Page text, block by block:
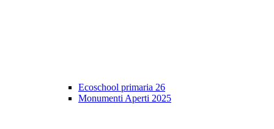
Ecoschool primaria 26
Monumenti Aperti 2025